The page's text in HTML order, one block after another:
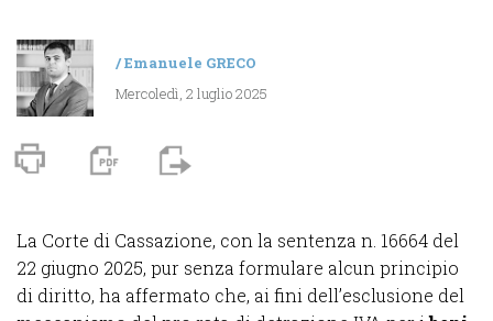
/Emanuele GRECO
Mercoledì, 2 luglio 2025
La Corte di Cassazione, con la sentenza n. 16664 del
22 giugno 2025, pur senza formulare alcun principio
di diritto, ha affermato che, ai fini dell’esclusione del